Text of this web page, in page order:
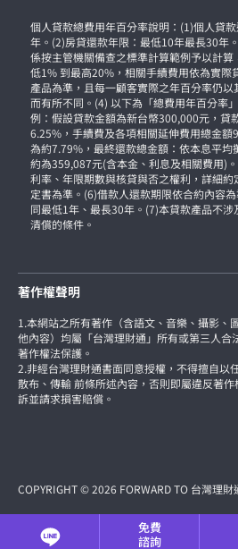
個人貸款總費用年百分率說明：(1)個人貸
年。(2)房貸還款年限：最低10年最長30年
係按主管機關備查之標準計算範例予以計
低1% 到最高20%，相關手續費用依為實際
產品為準，且每一顧客實際之年百分率仍
而有所不同。(4) 以下為「總費用年百分率
例：假設貸款金額為新台幣300,000元，貸
6.25%，手續費及各項相關延伸費用總金
為約7.79%，最終還款總金額：依本息平均
約為359,087元(含本金、利息及相關費用)
利率、年限期數與核貸與否之權利，詳細
定書為準。(6)借款人還款期限依合約內容
同最低1年、最長30年。(7)本貸款產品不
清償的條件。
著作權聲明
1.本網站之所有著作（含語文、音樂、攝影、
他內容）均屬「台灣理財通」所有或第三人合
著作權法保護。
2.非經台灣理財通書面同意授權，不得擅自以
散布、傳輸 前條所述內容，否則即屬違反著
訴並請求損害賠償。
COPYRIGHT © 2026 FORWARD TO 台灣理財
免費
諮詢